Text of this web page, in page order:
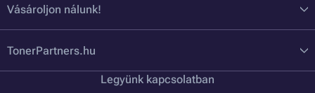
Vásároljon nálunk!
TonerPartners.hu
Legyünk kapcsolatban